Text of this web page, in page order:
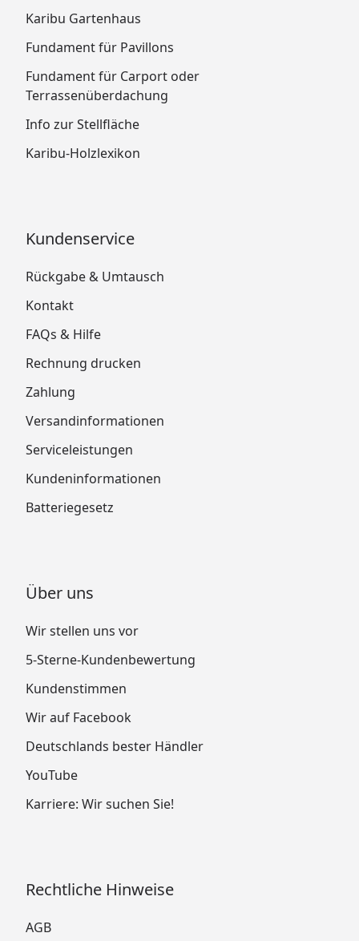
Karibu Gartenhaus
Fundament für Pavillons
Fundament für Carport oder
Terrassenüberdachung
Info zur Stellfläche
Karibu-Holzlexikon
Kundenservice
Rückgabe & Umtausch
Kontakt
FAQs & Hilfe
Rechnung drucken
Zahlung
Versandinformationen
Serviceleistungen
Kundeninformationen
Batteriegesetz
Über uns
Wir stellen uns vor
5-Sterne-Kundenbewertung
Kundenstimmen
Wir auf Facebook
Deutschlands bester Händler
YouTube
Karriere: Wir suchen Sie!
Rechtliche Hinweise
AGB